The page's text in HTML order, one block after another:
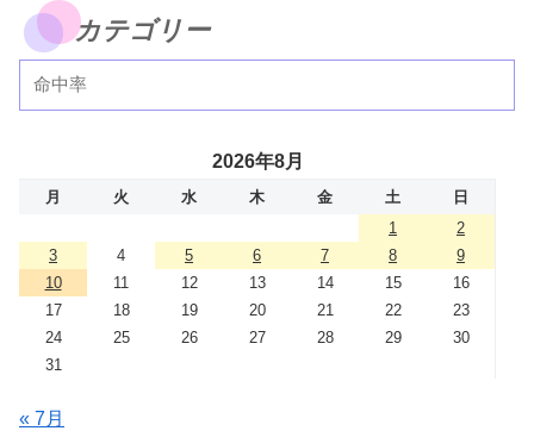
カテゴリー
2026年8月
月 火 水 木 金 土
日
1
2
3
4 5 6 7 8
9
10
11 12 13 14 15
16
17
18 19 20 21 22
23
24
25 26 27 28 29
30
31
« 7月